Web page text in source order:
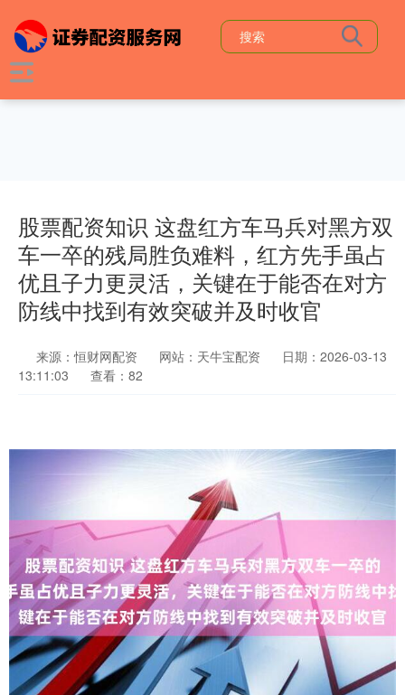
股票配资知识 这盘红方车马兵对黑方双
车一卒的残局胜负难料，红方先手虽占
优且子力更灵活，关键在于能否在对方
防线中找到有效突破并及时收官
来源：恒财网配资 网站：天牛宝配资
日期：2026-03-13
13:11:03
查看：82